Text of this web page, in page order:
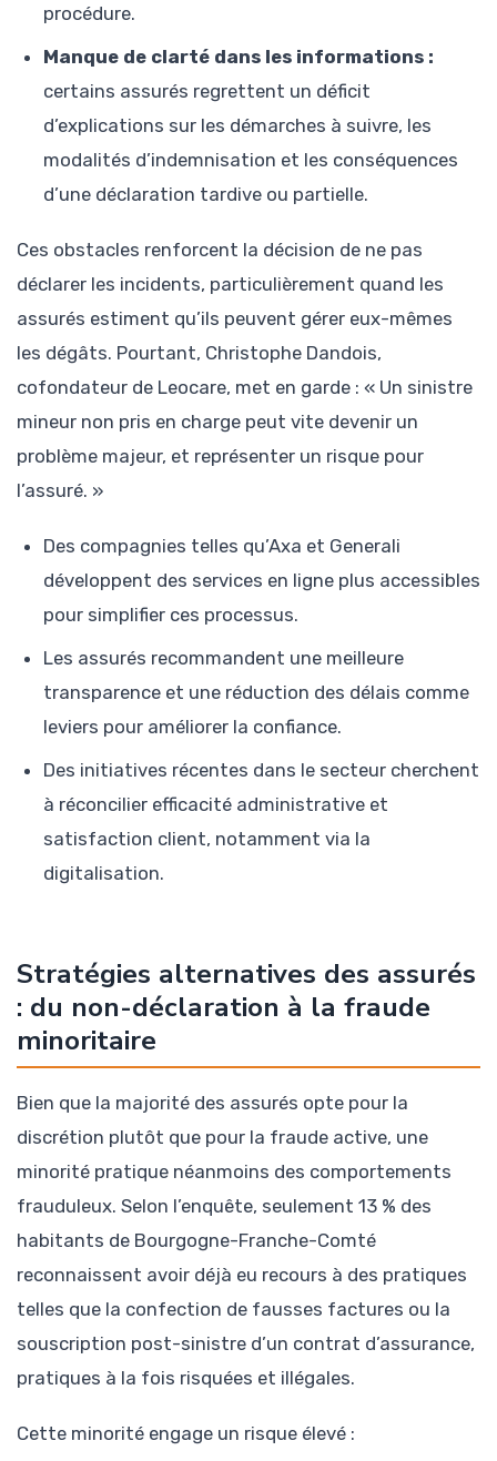
procédure.
Manque de clarté dans les informations :
certains assurés regrettent un déficit
d’explications sur les démarches à suivre, les
modalités d’indemnisation et les conséquences
d’une déclaration tardive ou partielle.
Ces obstacles renforcent la décision de ne pas
déclarer les incidents, particulièrement quand les
assurés estiment qu’ils peuvent gérer eux-mêmes
les dégâts. Pourtant, Christophe Dandois,
cofondateur de Leocare, met en garde : « Un sinistre
mineur non pris en charge peut vite devenir un
problème majeur, et représenter un risque pour
l’assuré. »
Des compagnies telles qu’Axa et Generali
développent des services en ligne plus accessibles
pour simplifier ces processus.
Les assurés recommandent une meilleure
transparence et une réduction des délais comme
leviers pour améliorer la confiance.
Des initiatives récentes dans le secteur cherchent
à réconcilier efficacité administrative et
satisfaction client, notamment via la
digitalisation.
Stratégies alternatives des assurés
: du non-déclaration à la fraude
minoritaire
Bien que la majorité des assurés opte pour la
discrétion plutôt que pour la fraude active, une
minorité pratique néanmoins des comportements
frauduleux. Selon l’enquête, seulement 13 % des
habitants de Bourgogne-Franche-Comté
reconnaissent avoir déjà eu recours à des pratiques
telles que la confection de fausses factures ou la
souscription post-sinistre d’un contrat d’assurance,
pratiques à la fois risquées et illégales.
Cette minorité engage un risque élevé :